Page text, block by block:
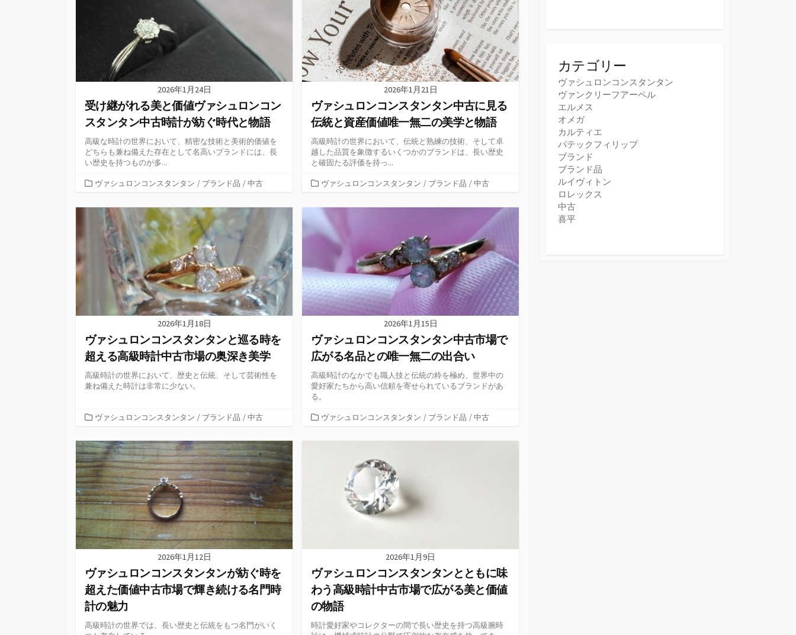
2026年1月24日
受け継がれる美と価値ヴァシュロンコン
スタンタン中古時計が紡ぐ時代と物語
高級な時計の世界において、精密な技術と美術的価値を
どちらも兼ね備えた存在として名高いブランドには、長
い歴史を持つものが多...
カ
ゴ
ヴァシュロンコンスタンタン / ブランド品 / 中古
2026年1月21日
ヴァシュロンコンスタンタン中古に見る
伝統と資産価値唯一無二の美学と物語
高級時計の世界において、伝統と熟練の技術、そして卓
越した品質を象徴するいくつかのブランドは、長い歴史
と確固たる評価を持っ...
カ
ゴ
リ
ー
ヴァシュロンコンスタンタン / ブランド品 / 中古
2026年1月18日
ヴァシュロンコンスタンタンと巡る時を
超える高級時計中古市場の奥深き美学
高級時計の世界において、歴史と伝統、そして芸術性を
兼ね備えた時計は非常に少ない。
カ
ゴ
リ
ー
ヴァシュロンコンスタンタン / ブランド品 / 中古
2026年1月15日
ヴァシュロンコンスタンタン中古市場で
広がる名品との唯一無二の出合い
高級時計のなかでも職人技と伝統の粋を極め、世界中の
愛好家たちから高い信頼を寄せられているブランドがあ
る。
カ
ゴ
ヴァシュロンコンスタンタン / ブランド品 / 中古
2026年1月12日
ヴァシュロンコンスタンタンが紡ぐ時を
超えた価値中古市場で輝き続ける名門時
計の魅力
高級時計の世界では、長い歴史と伝統をもつ名門がいく
2026年1月9日
ヴァシュロンコンスタンタンとともに味
わう高級時計中古市場で広がる美と価値
の物語
時計愛好家やコレクターの間で長い歴史を持つ高級腕時
カテゴリー
ヴァシュロンコンスタンタン
ヴァンクリーフアーペル
エルメス
オメガ
カルティエ
パテックフィリップ
ブランド
ブランド品
ルイヴィトン
ロレックス
中古
喜平